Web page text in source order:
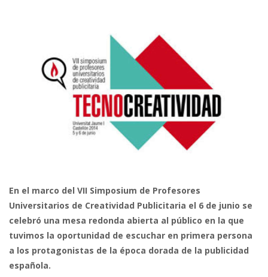
En el marco del VII Simposium de Profesores
Universitarios de Creatividad Publicitaria el 6 de junio se
celebró una mesa redonda abierta al público en la que
tuvimos la oportunidad de escuchar en primera persona
a los protagonistas de la época dorada de la publicidad
española.